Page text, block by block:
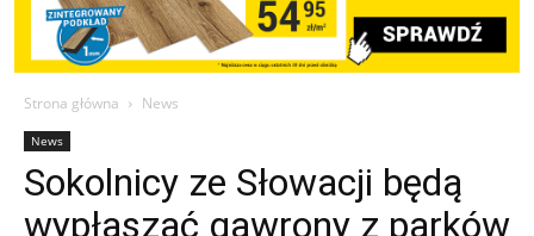
Strona główna News
News
Sokolnicy ze Słowacji będą
wypłaszać gawrony z parków